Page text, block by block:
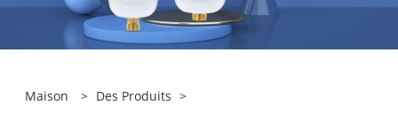
Maison > Des Produits >